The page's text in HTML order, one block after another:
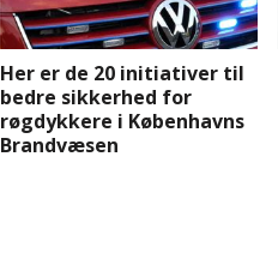
Her er de 20 initiativer til
bedre sikkerhed for
røgdykkere i Københavns
Brandvæsen